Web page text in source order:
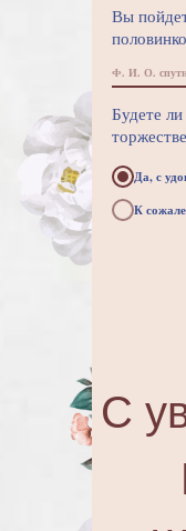
Вы
Будете
Да, с
К
С